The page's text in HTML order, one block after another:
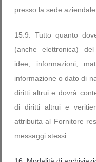
presso la sede
15.9. Tutto quanto
(anche elettronica)
idee, informazioni,
informazione o dato di
diritti altrui e dovrà
di diritti altrui e
attribuita al Fornitore
messaggi stessi.